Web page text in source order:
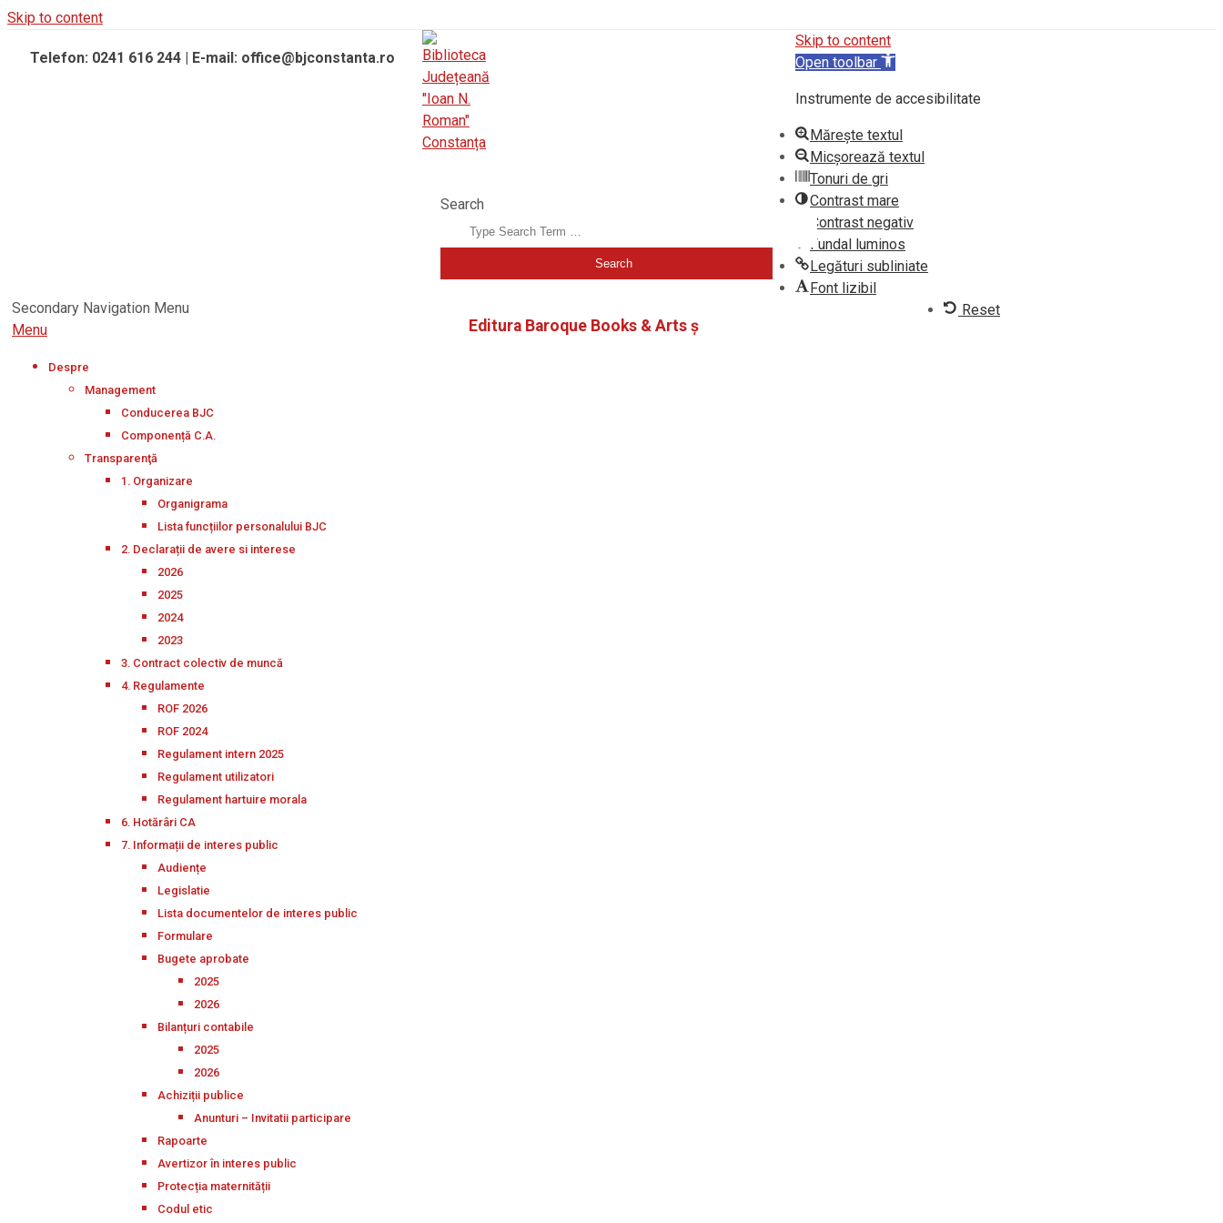
Skip to content
Telefon: 0241 616 244 | E-mail: office@bjconstanta.ro
BIBLIOTECA JUDEȚEANĂ "IOAN N. ROMAN" CONSTANȚA
Search
Secondary Navigation Menu
Menu
Despre
Management
Conducerea BJC
Componență C.A.
Transparenţă
1. Organizare
Organigrama
Lista funcțiilor personalului BJC
2. Declarații de avere si interese
2026
2025
2024
2023
3. Contract colectiv de muncă
4. Regulamente
ROF 2026
ROF 2024
Regulament intern 2025
Regulament utilizatori
Regulament hartuire morala
6. Hotărâri CA
7. Informații de interes public
Audiențe
Legislatie
Lista documentelor de interes public
Formulare
Bugete aprobate
2025
2026
Bilanțuri contabile
2025
2026
Achiziții publice
Anunturi – Invitatii participare
Rapoarte
Avertizor în interes public
Protecția maternității
Codul etic
Editura Baroque Books & Arts ș
Skip to content
Open toolbar
Instrumente de accesibilitate
Mărește textul
Micșorează textul
Tonuri de gri
Contrast mare
Contrast negativ
Fundal luminos
Legături subliniate
Font lizibil
Reset